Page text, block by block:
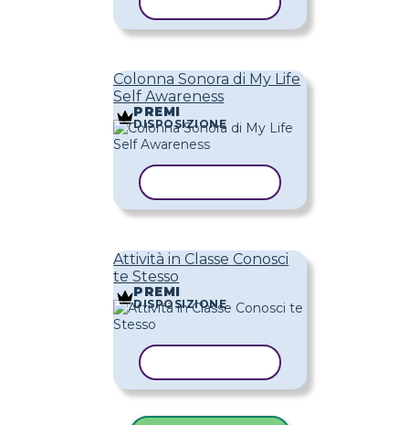
Colonna Sonora di My Life
Self Awareness
PREMI
DISPOSIZIONE
Attività in Classe Conosci
te Stesso
PREMI
DISPOSIZIONE